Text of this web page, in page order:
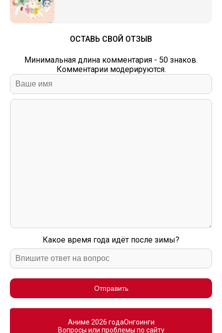
ОСТАВЬ СВОЙ ОТЗЫВ
Минимальная длина комментария - 50 знаков.
Комментарии модерируются.
Какое время года идёт после зимы?
Отправить
Аниме 2026 годаОнгоинги
Вопросы или проблемы по сайту